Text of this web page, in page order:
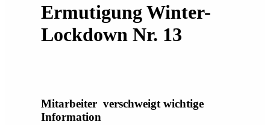
Ermutigung Winter-
Lockdown Nr. 13
Mitarbeiter verschweigt wichtige
Information